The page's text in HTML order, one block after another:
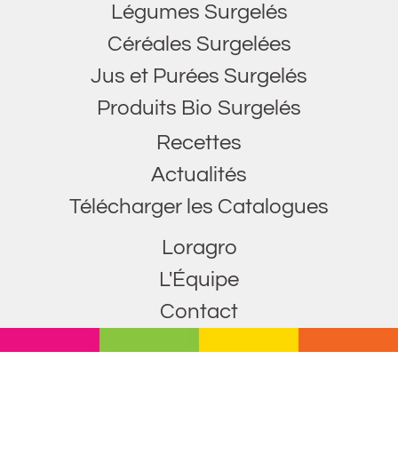
Légumes Surgelés
Céréales Surgelées
Jus et Purées Surgelés
Produits Bio Surgelés
Recettes
Actualités
Télécharger les Catalogues
Loragro
L'Équipe
Contact